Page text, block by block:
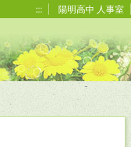
::: 陽明高中 人事室